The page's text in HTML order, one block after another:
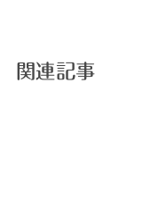
関連記事